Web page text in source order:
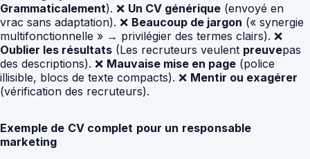
Grammaticalement). ❌ Un CV générique (envoyé en
vrac sans adaptation). ❌ Beaucoup de jargon (« synergie
multifonctionnelle » → privilégier des termes clairs). ❌
Oublier les résultats (Les recruteurs veulent preuvepas
des descriptions). ❌ Mauvaise mise en page (police
illisible, blocs de texte compacts). ❌ Mentir ou exagérer
(vérification des recruteurs).
Exemple de CV complet pour un responsable
marketing